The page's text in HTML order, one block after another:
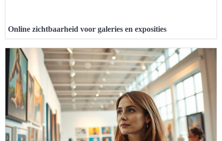
Online zichtbaarheid voor galeries en exposities